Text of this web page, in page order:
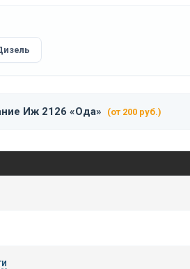
Иж 2126 «Ода» (от 200 руб.)